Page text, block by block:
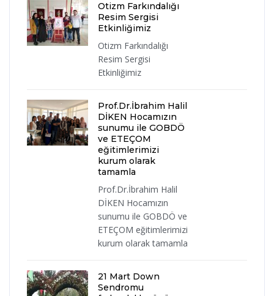
Otizm Farkındalığı
Resim Sergisi
Etkinliğimiz
Otizm Farkındalığı
Resim Sergisi
Etkinliğimiz
Prof.Dr.İbrahim Halil
DİKEN Hocamızın
sunumu ile GOBDÖ
ve ETEÇOM
eğitimlerimizi
kurum olarak
tamamla
Prof.Dr.İbrahim Halil
DİKEN Hocamızın
sunumu ile GOBDÖ ve
ETEÇOM eğitimlerimizi
kurum olarak tamamla
21 Mart Down
Sendromu